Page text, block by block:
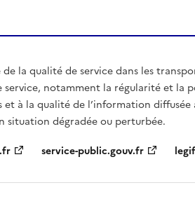
de la qualité de service dans les
service, notamment la régularité et la
et à la qualité de l’information
situation dégradée ou perturbée.
service-public.gouv.fr